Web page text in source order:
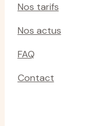
Nos tarifs
Nos actus
FAQ
Contact